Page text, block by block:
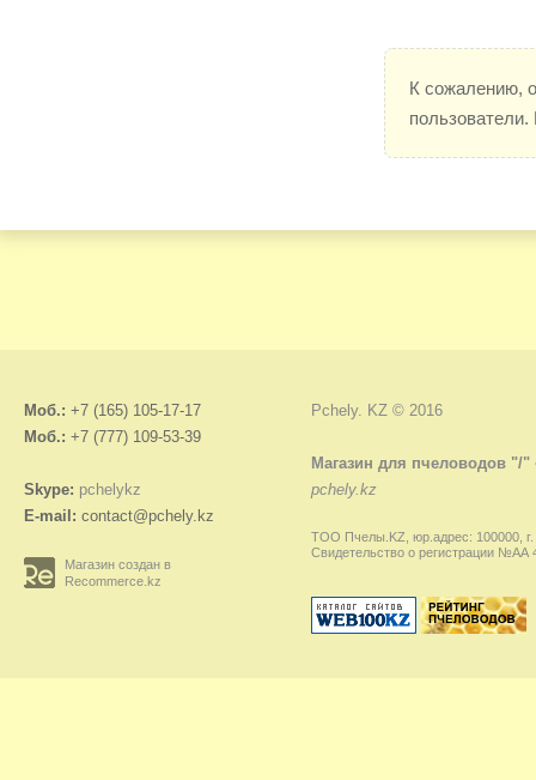
К сожалению,
Моб.: +7 (165) 105-17-17
Моб.: +7 (777) 109-53-39
Skype: pchelykz
E-mail: contact@pchely.kz
Магазин создан в
Recommerce.kz
Pchely. KZ © 2016
Магазин для пчеловодов "/"
pchely.kz
ТОО Пчелы.KZ, юр.адрес: 100000, г.
Свидетельство о регистрации №АА